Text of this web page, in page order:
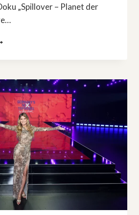
„Spillover – Planet der